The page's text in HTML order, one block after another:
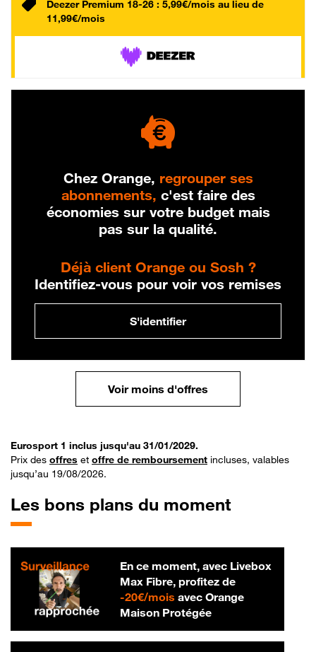
Deezer Premium 18-26 : 5,99€/mois au lieu de
11,99€/mois
Chez Orange, regrouper ses
abonnements, c'est faire des
économies sur votre budget mais
pas sur la qualité.
Déjà client Orange ou Sosh ?
Identifiez-vous pour voir vos remises
S'identifier
Voir moins d'offres
Eurosport 1 inclus jusqu'au 31/01/2029.
Prix des offres et offre de remboursement incluses, valables
jusqu’au 19/08/2026.
Les bons plans du moment
En ce moment, avec Livebox
Max Fibre, profitez de
-20€/mois20 € par mois
avec Orange
Maison Protégée